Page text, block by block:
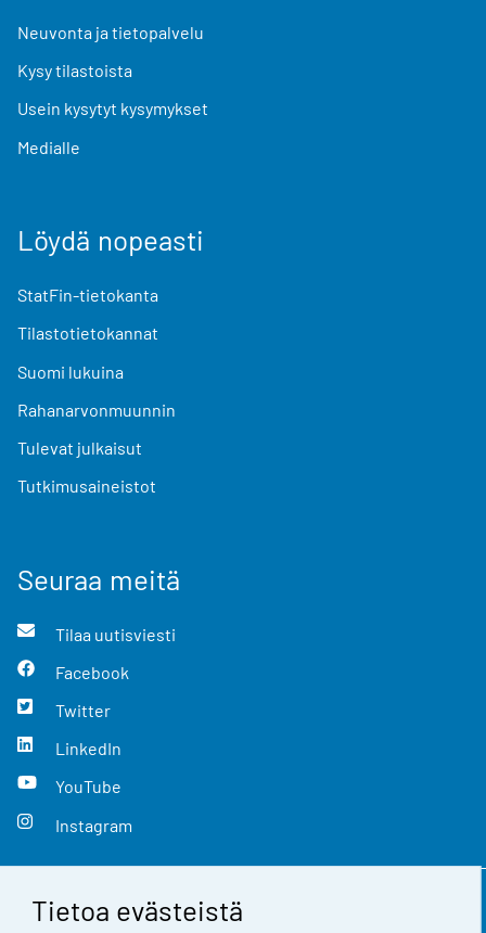
Tietoa evästeistä
Neuvonta ja tietopalvelu
Kysy tilastoista
Usein kysytyt kysymykset
Medialle
Löydä nopeasti
StatFin-tietokanta
Tilastotietokannat
Suomi lukuina
Rahanarvonmuunnin
Tulevat julkaisut
Tutkimusaineistot
Seuraa meitä
Tilaa uutisviesti
Facebook
Twitter
LinkedIn
YouTube
Instagram
Yhteystiedot